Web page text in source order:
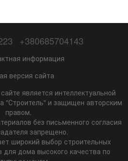
+380685704143
информация
версия сайта
является интеллектуальной
"Строитель" и защищен авторским
правом.
без письменного согласия
запрещено.
широкий выбор строительных
для дома высокого качества по